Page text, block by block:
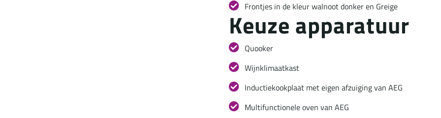
Frontjes in de kleur walnoot donker en Greige
Keuze apparatuur
Quooker
Wijnklimaatkast
Inductiekookplaat met eigen afzuiging van AEG
Multifunctionele oven van AEG